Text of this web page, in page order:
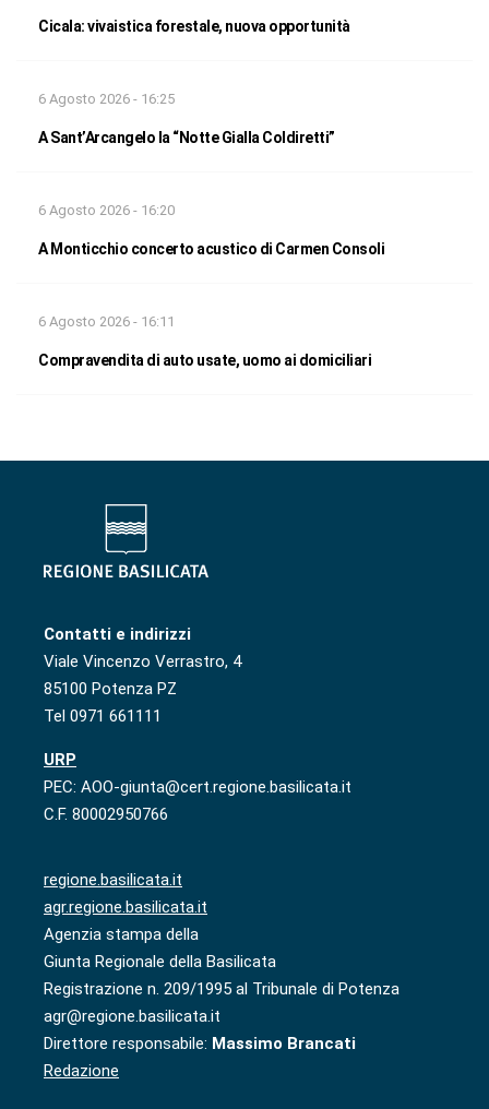
Cicala: vivaistica forestale, nuova opportunità
6 Agosto 2026 - 16:25
A Sant’Arcangelo la “Notte Gialla Coldiretti”
6 Agosto 2026 - 16:20
A Monticchio concerto acustico di Carmen Consoli
6 Agosto 2026 - 16:11
Compravendita di auto usate, uomo ai domiciliari
Contatti e indirizzi
Viale Vincenzo Verrastro, 4
85100 Potenza PZ
Tel 0971 661111
URP
PEC: AOO-giunta@cert.regione.basilicata.it
C.F. 80002950766
regione.basilicata.it
agr.regione.basilicata.it
Agenzia stampa della
Giunta Regionale della Basilicata
Registrazione n. 209/1995 al Tribunale di Potenza
agr@regione.basilicata.it
Direttore responsabile: Massimo Brancati
Redazione